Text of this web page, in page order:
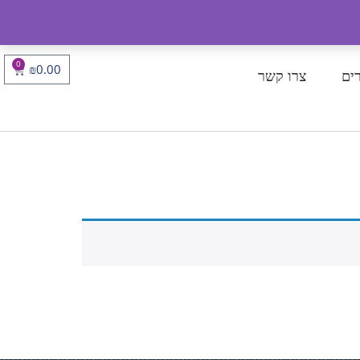
צרו קשר ₪0.00
0